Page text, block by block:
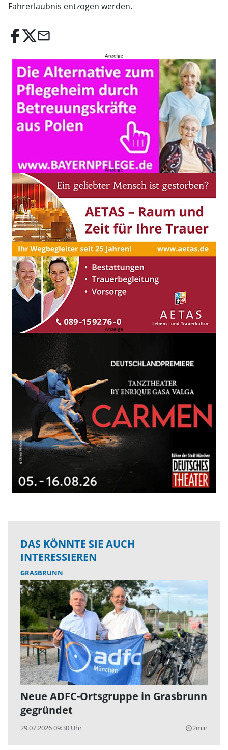
Fahrerlaubnis entzogen werden.
email
DAS KÖNNTE SIE AUCH
INTERESSIEREN
GRASBRUNN
Neue ADFC-Ortsgruppe in Grasbrunn
gegründet
29.07.2026 09:30 Uhr query_builder2min